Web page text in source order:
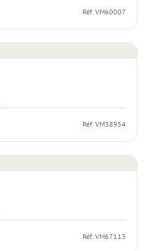
Réf. VM60007
Réf. VM38954
Réf. VM67113